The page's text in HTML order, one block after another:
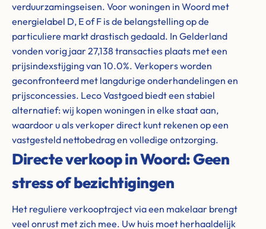
verduurzamingseisen. Voor woningen in Woord met
energielabel D, E of F is de belangstelling op de
particuliere markt drastisch gedaald. In Gelderland
vonden vorig jaar 27,138 transacties plaats met een
prijsindexstijging van 10.0%. Verkopers worden
geconfronteerd met langdurige onderhandelingen en
prijsconcessies. Leco Vastgoed biedt een stabiel
alternatief: wij kopen woningen in elke staat aan,
waardoor u als verkoper direct kunt rekenen op een
vastgesteld nettobedrag en volledige ontzorging.
Directe verkoop in Woord: Geen
stress of bezichtigingen
Het reguliere verkooptraject via een makelaar brengt
veel onrust met zich mee. Uw huis moet herhaaldelijk